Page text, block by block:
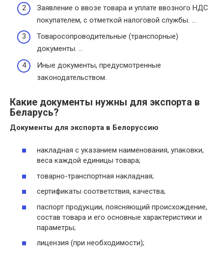
Заявление о ввозе товара и уплате ввозного НДС
покупателем, с отметкой налоговой службы. …
Товаросопроводительные (транспорные)
документы. …
Иные документы, предусмотренные
законодательством.
Какие документы нужны для экспорта в
Беларусь?
Документы для экспорта в Белоруссию
накладная с указанием наименования, упаковки,
веса каждой единицы товара;
товарно-транспортная накладная;
сертификаты соответствия, качества;
паспорт продукции, поясняющий происхождение,
состав товара и его основные характеристики и
параметры;
лицензия (при необходимости);